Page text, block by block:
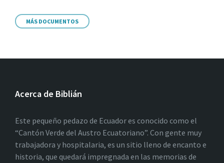
MÁS DOCUMENTOS
Acerca de Biblián
Este pequeño pedazo de Ecuador es conocido como el
“Cantón Verde del Austro Ecuatoriano”. Con gente muy
trabajadora y hospitalaria, es un sitio lleno de encanto e
historia, que quedará impregnada en las memorias de